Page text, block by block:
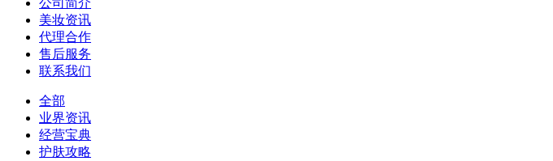
公司简介
美妆资讯
代理合作
售后服务
联系我们
全部
业界资讯
经营宝典
护肤攻略